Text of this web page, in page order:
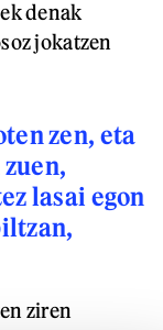
denak
jokatzen
zen, eta
lasai egon
ziren